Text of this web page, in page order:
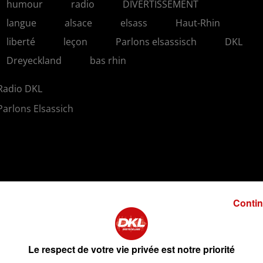
humour radio
DIVERTISSEMENT
langue
alsace elsass
Haut-Rhin
liberté
leçon Parlons elsassisch
DKL
Dreyeckland
bas rhin
DKL
Elsassich
2 min 9
Le respect de votre vie privée est notre priorité